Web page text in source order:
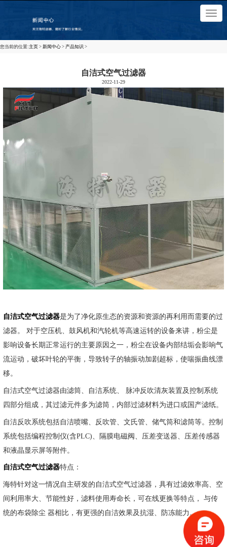
切
换
导
×
您当前的位置:主页 > 新闻中心 > 产品知识 >
自洁式空气过滤器
2022-11-29
自洁式空气过滤器是为了净化原生态的资源和资源的再利用而需要的过
滤器。 对于空压机、鼓风机和汽轮机等高速运转的设备来讲，粉尘是
影响设备长期正常运行的主要原因之一，粉尘在设备内部结垢会影响气
流运动，破坏叶轮的平衡，导致转子的轴振动加剧超标，使喘振曲线漂
移。
自洁式空气过滤器由滤筒、自洁系统、 脉冲反吹清灰装置及控制系统
四部分组成，其过滤元件多为滤筒，内部过滤材料为进口或国产滤纸。
自洁反吹系统包括自洁喷嘴、反吹管、文氏管、储气筒和滤筒等。控制
系统包括编程控制仪(含PLC)、隔膜电磁阀、压差变送器、压差传感器
和液晶显示屏等附件。
自洁式空气过滤器特点：
海特针对这一情况自主研发的自洁式空气过滤器，具有过滤效率高、空
间利用率大、节能性好，滤料使用寿命长，可在线更换等特点， 与传
统的布袋除尘 器相比，有更强的自洁效果及抗湿、防冻能力。